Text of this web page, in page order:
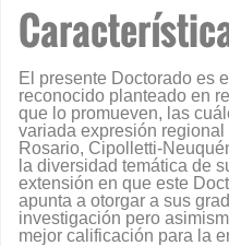
El presente Doctorado es
reconocido planteado en
que lo promueven, las
variada expresión
Rosario, Cipolletti-
la diversidad temática de
extensión en que este
apunta a otorgar a sus
investigación pero
mejor calificación para la